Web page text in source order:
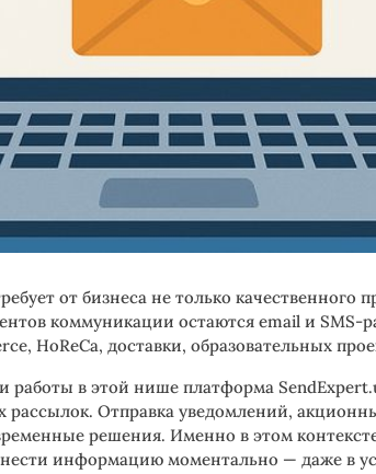
от бизнеса не только
коммуникации остаются email и
HoReCa, доставки, образовательных
работы в этой нише платформа
рассылок. Отправка уведомлений,
решения. Именно в этом
информацию моментально — даже в